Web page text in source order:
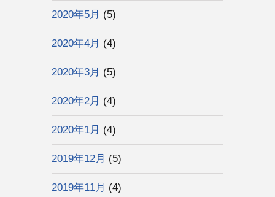
2020年5月 (5)
2020年4月 (4)
2020年3月 (5)
2020年2月 (4)
2020年1月 (4)
2019年12月 (5)
2019年11月 (4)